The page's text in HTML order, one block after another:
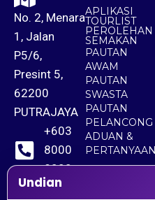
No. 2, Menara
1, Jalan
P5/6,
Presint 5,
62200
PUTRAJAYA
+603
8000
8000
APLIKASI
TOURLIST
PEROLEHAN
SEMAKAN
PAUTAN
AWAM
PAUTAN
SWASTA
PAUTAN
PELANCONG
ADUAN &
PERTANYAAN
Undian